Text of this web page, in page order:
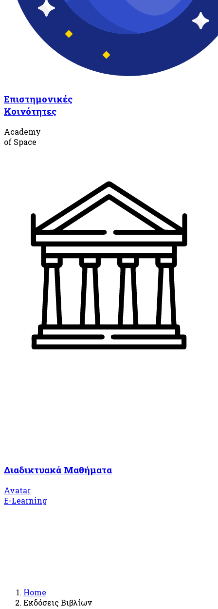
Επιστημονικές
Κοινότητες
Academy
of Space
Διαδικτυακά Μαθήματα
Avatar
E-Learning
Home
Εκδόσεις Βιβλίων